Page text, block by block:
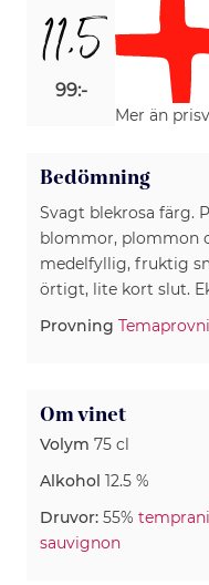
11,5
99:-
Mer än
Bedömning
Svagt blekrosa färg.
blommor, plommon
medelfyllig, fruktig
örtigt, lite kort slut.
Provning
Om vinet
Volym 75 cl
Alkohol 12.5 %
Druvor: 55%
sauvignon